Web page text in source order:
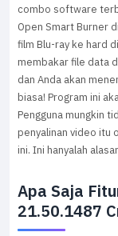
combo software
Open Smart Burner
film Blu-ray ke hard
membakar file data
dan Anda akan
biasa! Program ini
Pengguna mungkin
penyalinan video itu
ini. Ini hanyalah
Apa Saja
21.50.1487